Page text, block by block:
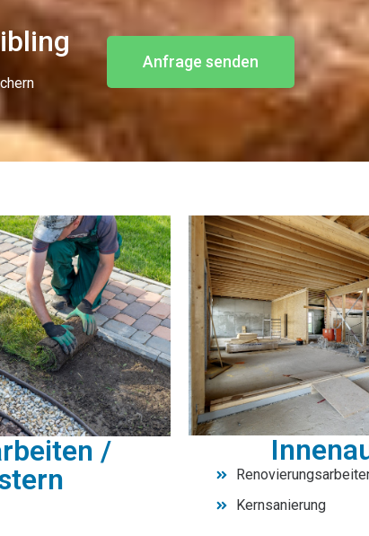
Anfrage senden
/
Kernsanierung